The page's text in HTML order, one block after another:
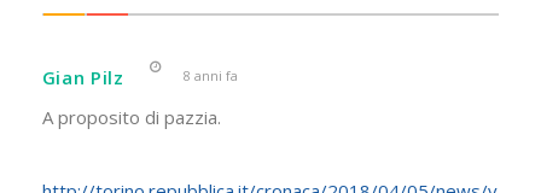
Gian Pilz 8 anni fa
A proposito di pazzia.